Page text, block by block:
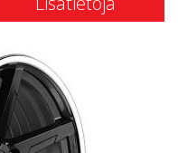
olet tottunut
yhdistää klassisen
huuleen ja
F55 on yhtä ylellinen